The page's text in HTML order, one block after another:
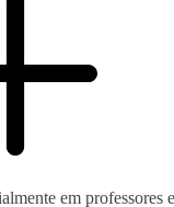
em professores